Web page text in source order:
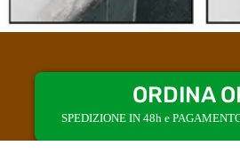
ORDINA
SPEDIZIONE IN 48h e